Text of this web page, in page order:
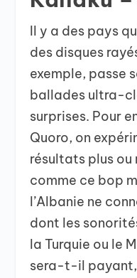
Il y a des pays
des disques
exemple, passe
ballades ultra-
surprises. Pour
Quoro, on
résultats plus ou
comme ce bop
l’Albanie ne
dont les
la Turquie ou le
sera-t-il payant,